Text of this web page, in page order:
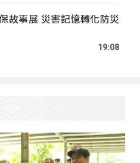
故事展 災害記憶轉化防災
19:08